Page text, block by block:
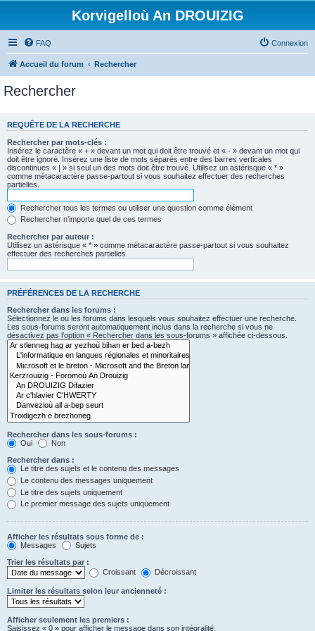
Korvigelloù An DROUIZIG
FAQ Connexion
Accueil du forum Rechercher
Rechercher
REQUÊTE DE LA RECHERCHE
Rechercher par mots-clés :
Insérez le caractère « + » devant un mot qui doit être trouvé et « - » devant un mot qui
doit être ignoré. Insérez une liste de mots séparés entre des barres verticales
discontinues « | » si seul un des mots doit être trouvé. Utilisez un astérisque « * »
comme métacaractère passe-partout si vous souhaitez effectuer des recherches
partielles.
Rechercher tous les termes ou utiliser une question comme élément
Rechercher n’importe quel de ces termes
Rechercher par auteur :
Utilisez un astérisque « * » comme métacaractère passe-partout si vous souhaitez
effectuer des recherches partielles.
PRÉFÉRENCES DE LA RECHERCHE
Rechercher dans les forums :
Sélectionnez le ou les forums dans lesquels vous souhaitez effectuer une recherche.
Les sous-forums seront automatiquement inclus dans la recherche si vous ne
désactivez pas l’option « Rechercher dans les sous-forums » affichée ci-dessous.
Rechercher dans les sous-forums :
Oui
Non
Rechercher dans :
Le titre des sujets et le contenu des messages
Le contenu des messages uniquement
Le titre des sujets uniquement
Le premier message des sujets uniquement
Afficher les résultats sous forme de :
Messages
Sujets
Trier les résultats par :
Croissant
Décroissant
Limiter les résultats selon leur ancienneté :
Afficher seulement les premiers :
Saisissez « 0 » pour afficher le message dans son intégralité.